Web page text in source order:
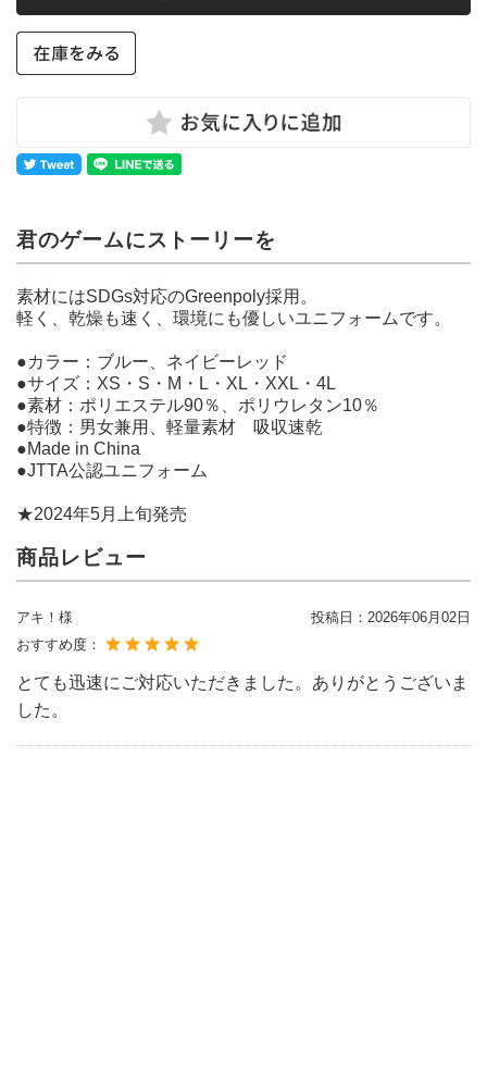
君のゲームにストーリーを
素材にはSDGs対応のGreenpoly採用。
軽く、乾燥も速く、環境にも優しいユニフォームです。
●カラー：ブルー、ネイビーレッド
●サイズ：XS・S・M・L・XL・XXL・4L
●素材：ポリエステル90％、ポリウレタン10％
●特徴：男女兼用、軽量素材 吸収速乾
●Made in China
●JTTA公認ユニフォーム
★2024年5月上旬発売
商品レビュー
アキ！様 投稿日： 2026年06月02日
おすすめ度：
とても迅速にご対応いただきました。ありがとうございま
した。